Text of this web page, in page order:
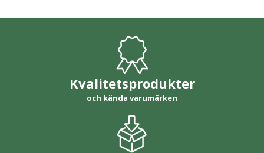
Kvalitetsprodukter
och kända varumärken